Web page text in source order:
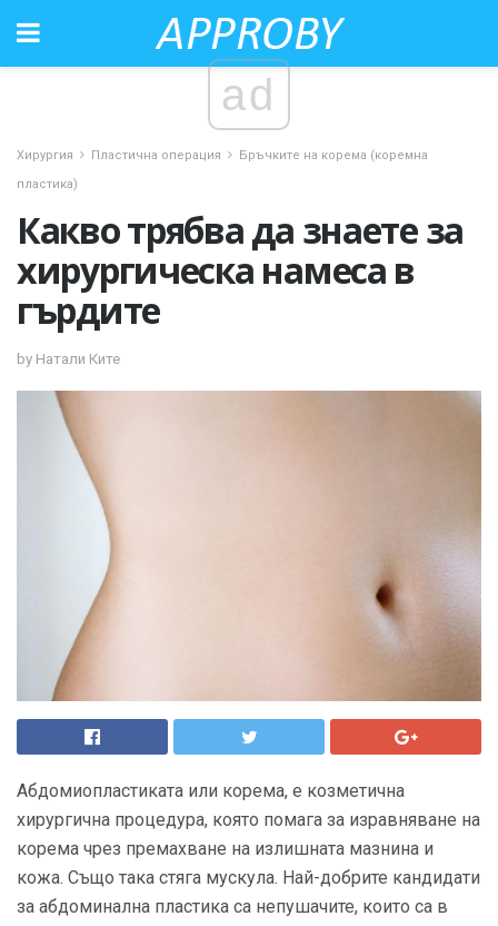
ad
Хирургия Пластична операция
Бръчките на корема (коремна
пластика)
Какво трябва да знаете за
хирургическа намеса в
гърдите
by Натали Ките
Абдомиопластиката или корема, е козметична
хирургична процедура, която помага за изравняване на
корема чрез премахване на излишната мазнина и
кожа. Също така стяга мускула. Най-добрите кандидати
за абдоминална пластика са непушачите, които са в